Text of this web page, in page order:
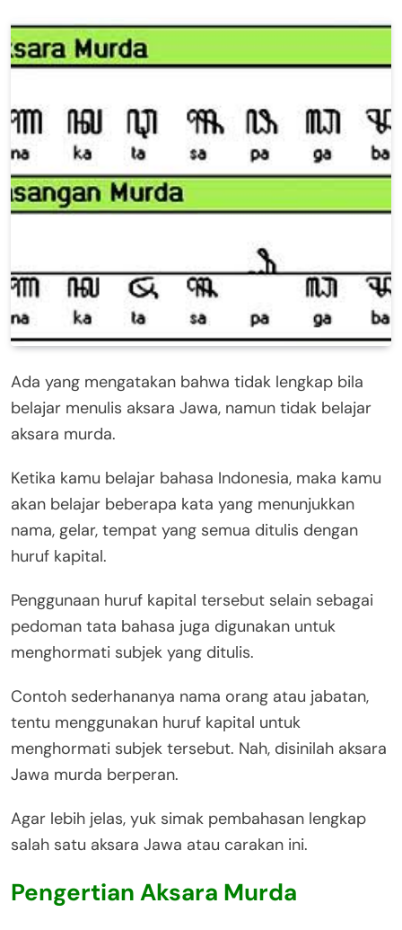
Ada yang mengatakan bahwa tidak lengkap bila
belajar menulis aksara Jawa, namun tidak belajar
aksara murda.
Ketika kamu belajar bahasa Indonesia, maka kamu
akan belajar beberapa kata yang menunjukkan
nama, gelar, tempat yang semua ditulis dengan
huruf kapital.
Penggunaan huruf kapital tersebut selain sebagai
pedoman tata bahasa juga digunakan untuk
menghormati subjek yang ditulis.
Contoh sederhananya nama orang atau jabatan,
tentu menggunakan huruf kapital untuk
menghormati subjek tersebut. Nah, disinilah aksara
Jawa murda berperan.
Agar lebih jelas, yuk simak pembahasan lengkap
salah satu aksara Jawa atau carakan ini.
Pengertian Aksara Murda